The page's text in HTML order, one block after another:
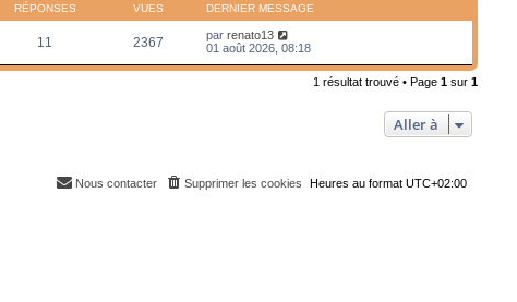
RÉPONSES VUES DERNIER MESSAGE
11 2367 parrenato13
01 août 2026, 08:18
1 résultat trouvé • Page1 sur1
Aller à
Heures au formatUTC+02:00
Supprimer les cookies
Nous contacter